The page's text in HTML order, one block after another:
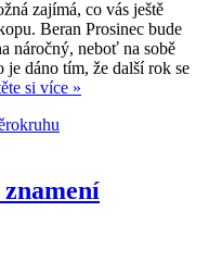
zajímá, co vás ještě
Beran Prosinec bude
náročný, neboť na sobě
dáno tím, že další rok se
si více »
znamení